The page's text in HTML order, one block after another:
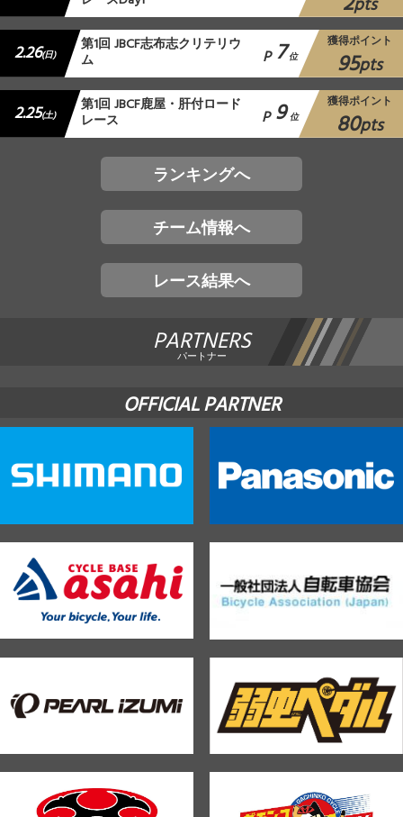
2.26(日) 第1回 JBCF志布志クリテリウ
ム P 7 位
獲得ポイント
95pts
2.25(土) 第1回 JBCF鹿屋・肝付ロード
レース P 9 位
獲得ポイント
80pts
ランキングへ
チーム情報へ
レース結果へ
PARTNERS
パートナー
OFFICIAL PARTNER